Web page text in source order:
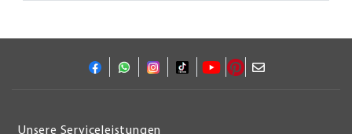
Unsere Serviceleistungen